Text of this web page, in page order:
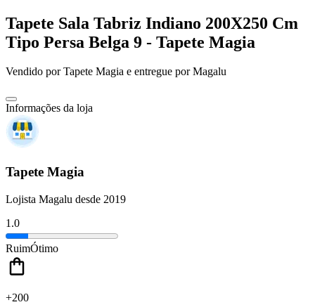
Tapete Sala Tabriz Indiano 200X250 Cm
Tipo Persa Belga 9 - Tapete Magia
Vendido porTapete Magia e entregue por Magalu
Informações da loja
Tapete Magia
Lojista Magalu desde 2019
1.0
RuimÓtimo
+200